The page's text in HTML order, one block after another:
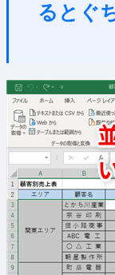
るとぐ